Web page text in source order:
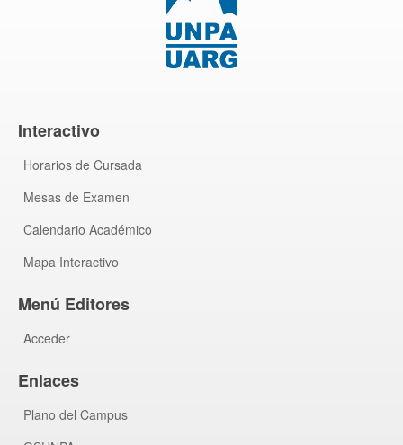
Interactivo
Horarios de Cursada
Mesas de Examen
Calendario Académico
Mapa Interactivo
Menú Editores
Acceder
Enlaces
Plano del Campus